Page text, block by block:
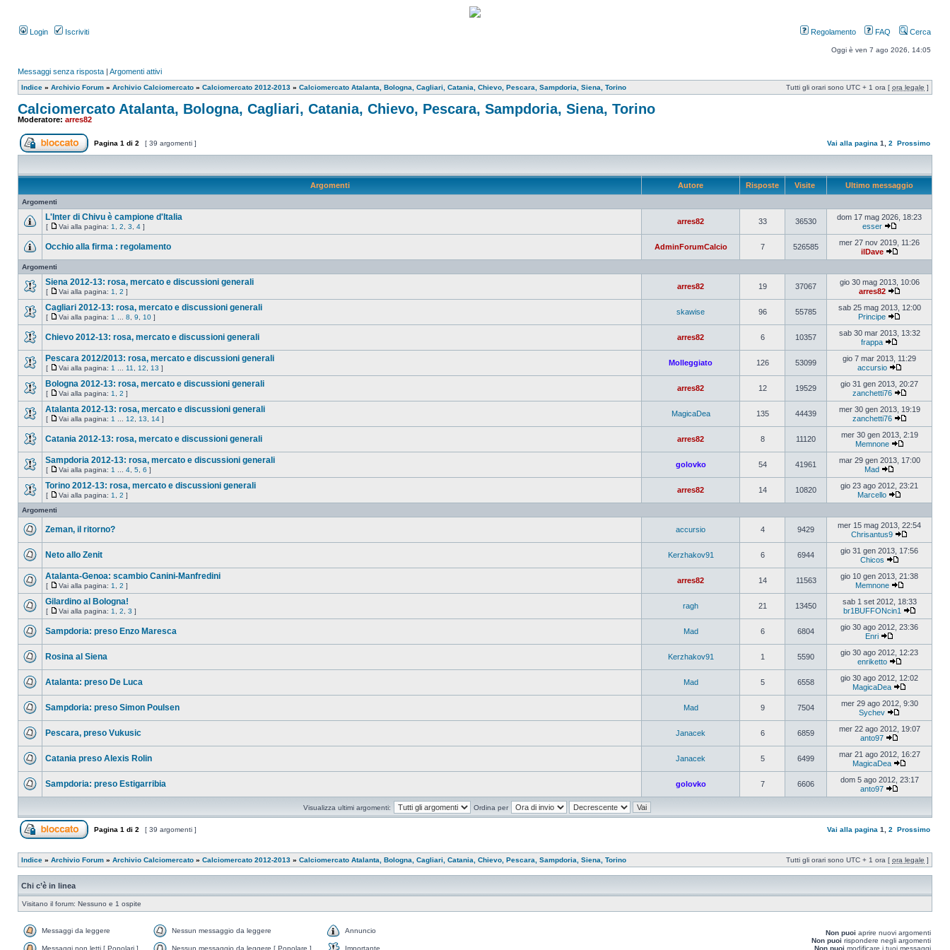
Login Iscriviti Regolamento FAQ Cerca
Oggi è ven 7 ago 2026, 14:05
Messaggi senza risposta | Argomenti attivi
Indice » Archivio Forum » Archivio Calciomercato » Calciomercato 2012-2013 » Calciomercato Atalanta, Bologna, Cagliari, Catania, Chievo, Pescara, Sampdoria, Siena, Torino Tutti gli orari sono UTC + 1 ora [ ora legale ]
Calciomercato Atalanta, Bologna, Cagliari, Catania, Chievo, Pescara, Sampdoria, Siena, Torino
Moderatore: arres82
Pagina 1 di 2 [ 39 argomenti ] Vai alla pagina 1 2 Prossimo
Argomenti Autore Risposte Visite Ultimo messaggio
Argomenti
L'Inter di Chivu è campione d'Italia
[ Vai alla pagina: 1 2 3 4 ]
arres82 33 36530
dom 17 mag 2026, 18:23
esser
Occhio alla firma : regolamento AdminForumCalcio 7 526585
mer 27 nov 2019, 11:26
ilDave
Argomenti
Siena 2012-13: rosa, mercato e discussioni generali
[ Vai alla pagina: 1 2 ]
arres82 19 37067
gio 30 mag 2013, 10:06
arres82
Cagliari 2012-13: rosa, mercato e discussioni generali
[ Vai alla pagina: 1 8 9 10 ]
skawise 96 55785
sab 25 mag 2013, 12:00
Principe
Chievo 2012-13: rosa, mercato e discussioni generali arres82 6 10357
sab 30 mar 2013, 13:32
frappa
Pescara 2012/2013: rosa, mercato e discussioni generali
[ Vai alla pagina: 1 11 12 13 ]
Molleggiato 126 53099
gio 7 mar 2013, 11:29
accursio
Bologna 2012-13: rosa, mercato e discussioni generali
[ Vai alla pagina: 1 2 ]
arres82 12 19529
gio 31 gen 2013, 20:27
zanchetti76
Atalanta 2012-13: rosa, mercato e discussioni generali
[ Vai alla pagina: 1 12 13 14 ]
MagicaDea 135 44439
mer 30 gen 2013, 19:19
zanchetti76
Catania 2012-13: rosa, mercato e discussioni generali arres82 8 11120
mer 30 gen 2013, 2:19
Memnone
Sampdoria 2012-13: rosa, mercato e discussioni generali
[ Vai alla pagina: 1 4 5 6 ]
golovko 54 41961
mar 29 gen 2013, 17:00
Mad
Torino 2012-13: rosa, mercato e discussioni generali
[ Vai alla pagina: 1 2 ]
arres82 14 10820
gio 23 ago 2012, 23:21
Marcello
Argomenti
Zeman, il ritorno? accursio 4 9429
mer 15 mag 2013, 22:54
Chrisantus9
Neto allo Zenit Kerzhakov91 6 6944
gio 31 gen 2013, 17:56
Chicos
Atalanta-Genoa: scambio Canini-Manfredini
[ Vai alla pagina: 1 2 ]
arres82 14 11563
gio 10 gen 2013, 21:38
Memnone
Gilardino al Bologna!
[ Vai alla pagina: 1 2 3 ]
ragh 21 13450
sab 1 set 2012, 18:33
br1BUFFONcin1
Sampdoria: preso Enzo Maresca Mad 6 6804
gio 30 ago 2012, 23:36
Enri
Rosina al Siena Kerzhakov91 1 5590
gio 30 ago 2012, 12:23
enriketto
Atalanta: preso De Luca Mad 5 6558
gio 30 ago 2012, 12:02
MagicaDea
Sampdoria: preso Simon Poulsen Mad 9 7504
mer 29 ago 2012, 9:30
Sychev
Pescara, preso Vukusic Janacek 6 6859
mer 22 ago 2012, 19:07
anto97
Catania preso Alexis Rolin Janacek 5 6499
mar 21 ago 2012, 16:27
MagicaDea
Sampdoria: preso Estigarribia golovko 7 6606
dom 5 ago 2012, 23:17
anto97
Visualizza ultimi argomenti: Ordina per
Pagina 1 di 2 [ 39 argomenti ] Vai alla pagina 1 2 Prossimo
Indice » Archivio Forum » Archivio Calciomercato » Calciomercato 2012-2013 » Calciomercato Atalanta, Bologna, Cagliari, Catania, Chievo, Pescara, Sampdoria, Siena, Torino Tutti gli orari sono UTC + 1 ora [ ora legale ]
Chi c’è in linea
Visitano il forum: Nessuno e 1 ospite
Messaggi da leggere Nessun messaggio da leggere Annuncio
Messaggi non letti [ Popolari ] Nessun messaggio da leggere [ Popolare ] Importante
Non puoi aprire nuovi argomenti
Non puoi rispondere negli argomenti
Non puoi modificare i tuoi messaggi